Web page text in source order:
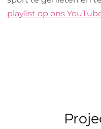
playlist op ons